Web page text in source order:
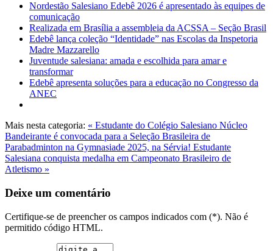
Nordestão Salesiano Edebê 2026 é apresentado às equipes de
comunicação
Realizada em Brasília a assembleia da ACSSA – Seção Brasil
Edebê lança coleção “Identidade” nas Escolas da Inspetoria
Madre Mazzarello
Juventude salesiana: amada e escolhida para amar e
transformar
Edebê apresenta soluções para a educação no Congresso da
ANEC
Mais nesta categoria: « Estudante do Colégio Salesiano Núcleo
Bandeirante é convocada para a Seleção Brasileira de
Parabadminton na Gymnasiade 2025, na Sérvia! Estudante
Salesiana conquista medalha em Campeonato Brasileiro de
Atletismo »
Deixe um comentário
Certifique-se de preencher os campos indicados com (*). Não é
permitido código HTML.